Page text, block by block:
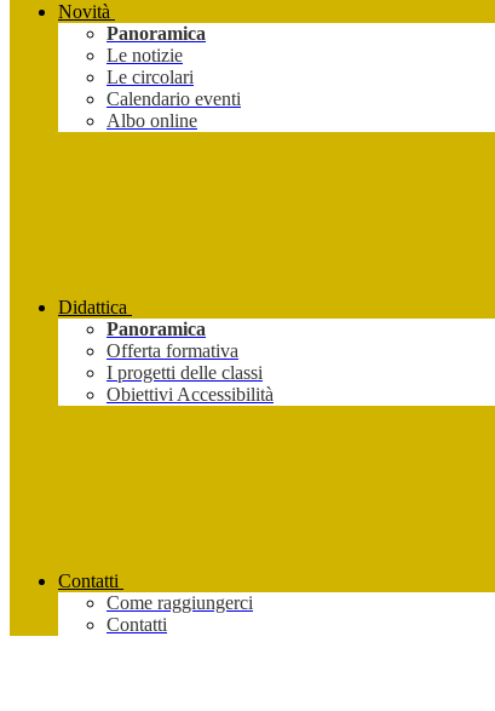
Novità
Panoramica
Le notizie
Le circolari
Calendario eventi
Albo online
Didattica
Panoramica
Offerta formativa
I progetti delle classi
Obiettivi Accessibilità
Contatti
Come raggiungerci
Contatti